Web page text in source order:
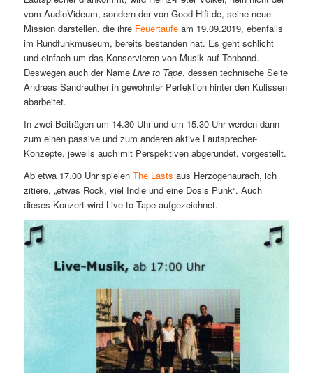
vom AudioVideum, sondern der von Good-Hifi.de, seine neue
Mission darstellen, die ihre Feuertaufeam 19.09.2019, ebenfalls
im Rundfunkmuseum, bereits bestanden hat. Es geht schlicht
und einfach um das Konservieren von Musik auf Tonband.
Deswegen auch der Name Live to Tape, dessen technische Seite
Andreas Sandreuther in gewohnter Perfektion hinter den Kulissen
abarbeitet.
In zwei Beiträgen um 14.30 Uhr und um 15.30 Uhr werden dann
zum einen passive und zum anderen aktive Lautsprecher-
Konzepte, jeweils auch mit Perspektiven abgerundet, vorgestellt.
Ab etwa 17.00 Uhr spielen The Lasts aus Herzogenaurach, ich
zitiere, „etwas Rock, viel Indie und eine Dosis Punk“. Auch
dieses Konzert wird Live to Tape aufgezeichnet.